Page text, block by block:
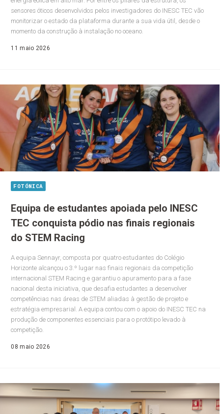
sensores óticos desenvolvidos pelos investigadores do INESC TEC vão
monitorizar o estado da plataforma durante a sua vida útil, desde o
momento da construção à instalação no oceano.
11 maio 2026
FOTÓNICA
Equipa de estudantes apoiada pelo INESC
TEC conquista pódio nas finais regionais
do STEM Racing
A equipa Sennayr, composta por quatro estudantes do Colégio
Horizonte alcançou o 3.º lugar nas finais regionais da competição
internacional STEM Racing e garantiu o apuramento para a fase
nacional desta iniciativa, que desafia estudantes a desenvolver
competências nas áreas de STEM aliadas à gestão de projeto e
estratégia empresarial. A equipa contou com o apoio do INESC TEC na
produção de componentes essenciais para o protótipo levado à
competição.
08 maio 2026